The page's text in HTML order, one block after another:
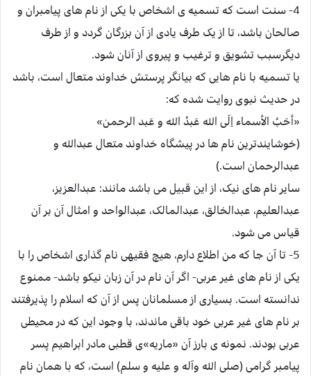
4- سنت است که تسمیه ی اشخاص با یکی از نام های پیامبران و
صالحان باشد، تا از یک طرف یادی از آن بزرگان گردد و از طرف
دیگرسبب تشویق و ترغیب و پیروی از آنان شود.
یا تسمیه با نام هایی که بیانگر پرستش خداوند متعال است، باشد
در حدیث نبوی روایت شده که:
«أحَبُ الأسماء اِلَی الله عَبدُ الله و عَبد الرحمن»
(خوشایندترین نام ها در پیشگاه خداوند متعال عبدالله و
عبدالرحمان است.)
سایر نام های نیک، از این قبیل می باشد مانند: عبدالعزیز،
عبدالعلیم، عبدالخالق، عبدالمالک، عبدالواحد و امثال آن بر آن
قیاس می شود.
5- تا آن جا که من اطلاع دارم، هیچ فقیهی نام گذاری اشخاص را با
یکی از نام های غیر عربی- اگر آن نام در آن زبان نیکو باشد- ممنوع
ندانسته است. بسیاری از مسلمانان پس از آن که اسلام را پذیرفتند
بر نام های غیر عربی خود باقی ماندند، با وجود این که در محیطی
عربی بودند. نمونه ی بارز آن «ماریه»ی قطبی مادر ابراهیم پسر
پیامبر گرامی (صلی الله وآله و علیه و سلم) است، که با همان نام